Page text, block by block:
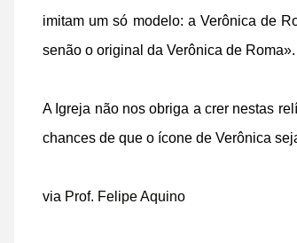
imitam um só modelo: a Verônica de
senão o original da Verônica de Roma».
A Igreja não nos obriga a crer nestas
chances de que o ícone de Verônica
via Prof. Felipe Aquino